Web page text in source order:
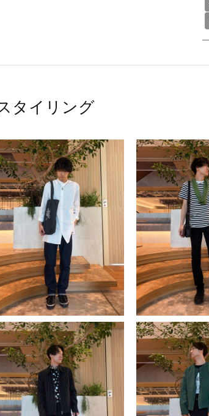
タイリング